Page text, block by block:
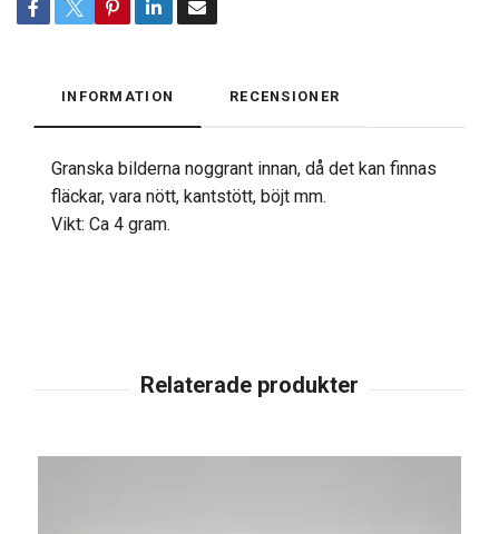
INFORMATION RECENSIONER
Granska bilderna noggrant innan, då det kan finnas
fläckar, vara nött, kantstött, böjt mm.
Vikt: Ca 4 gram.